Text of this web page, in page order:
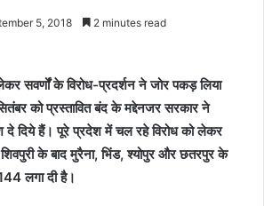
5, 2018 2 minutes read
सवर्णों के विरोध-प्रदर्शन ने जोर पकड़ लिया
को प्रस्तावित बंद के मद्देनजर सरकार ने
दे दिये हैं। पूरे प्रदेश में चल रहे विरोध को लेकर
के बाद मुरैना, भिंड, श्योपुर और छतरपुर के
144 लगा दी है।